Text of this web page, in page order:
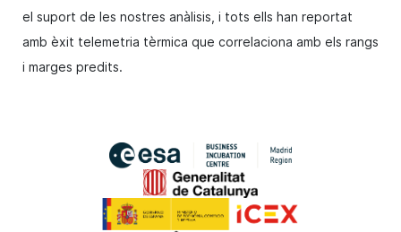
el suport de les nostres anàlisis, i tots ells han reportat
amb èxit telemetria tèrmica que correlaciona amb els rangs
i marges predits.